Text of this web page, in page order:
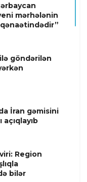
mərhələnin
qənaətindədir”
göndərilən
İran gəmisini
açıqlayıb
Region
bilər